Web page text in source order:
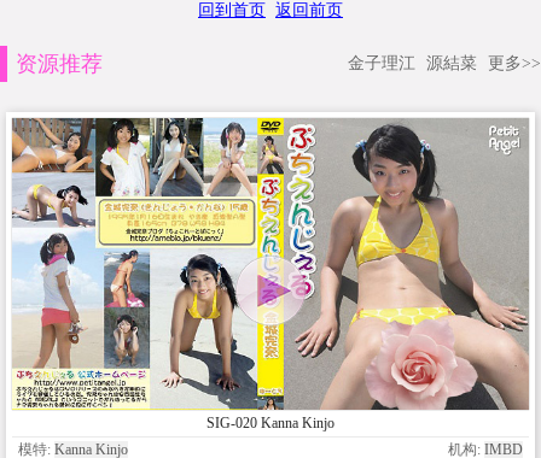
回到首页 返回前页
资源推荐 金子理江 源結菜 更多>>
SIG-020 Kanna Kinjo
模特: Kanna Kinjo 机构: IMBD